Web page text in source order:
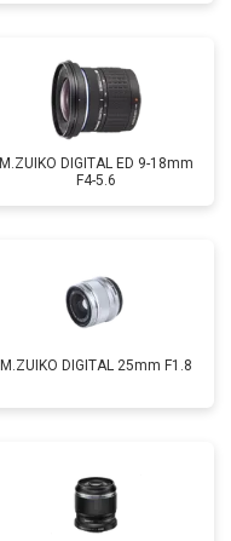
M.ZUIKO DIGITAL ED 9-18mm
F4-5.6
M.ZUIKO DIGITAL 25mm F1.8